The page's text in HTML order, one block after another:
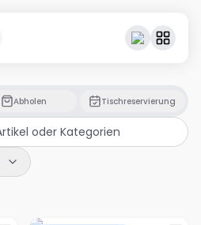
Abholen Tischreservierung